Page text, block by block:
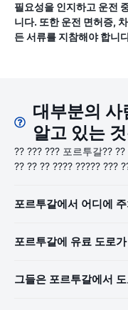
필요성을 인지하고 운전
니다. 또한 운전 면허증,
든 서류를 지참해야 합니
대부분의 사
알고 있는
?? ??? ??? 포르투갈?? ??
?? ?? ?? ???? ????? ???
포르투갈에서 어디에
포르투갈에 유료 도로
그들은 포르투갈에서